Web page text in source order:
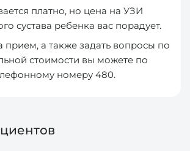
платно, но цена на УЗИ
сустава ребенка вас порадует.
прием, а также задать вопросы по
стоимости вы можете по
номеру 480.